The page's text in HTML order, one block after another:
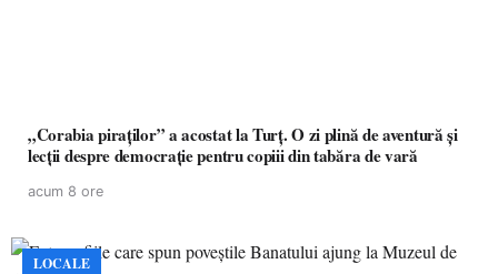
„Corabia piraților” a acostat la Turț. O zi plină de aventură și
lecții despre democrație pentru copiii din tabăra de vară
acum 8 ore
LOCALE